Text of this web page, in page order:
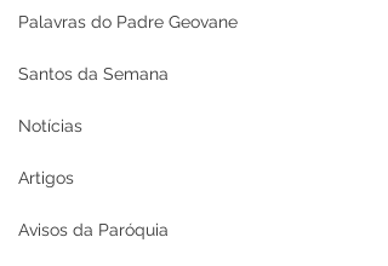
Palavras do Padre Geovane
Santos da Semana
Notícias
Artigos
Avisos da Paróquia